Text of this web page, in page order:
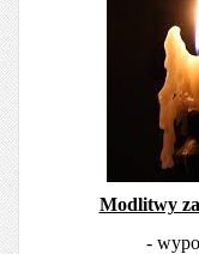
Modlitwy
-